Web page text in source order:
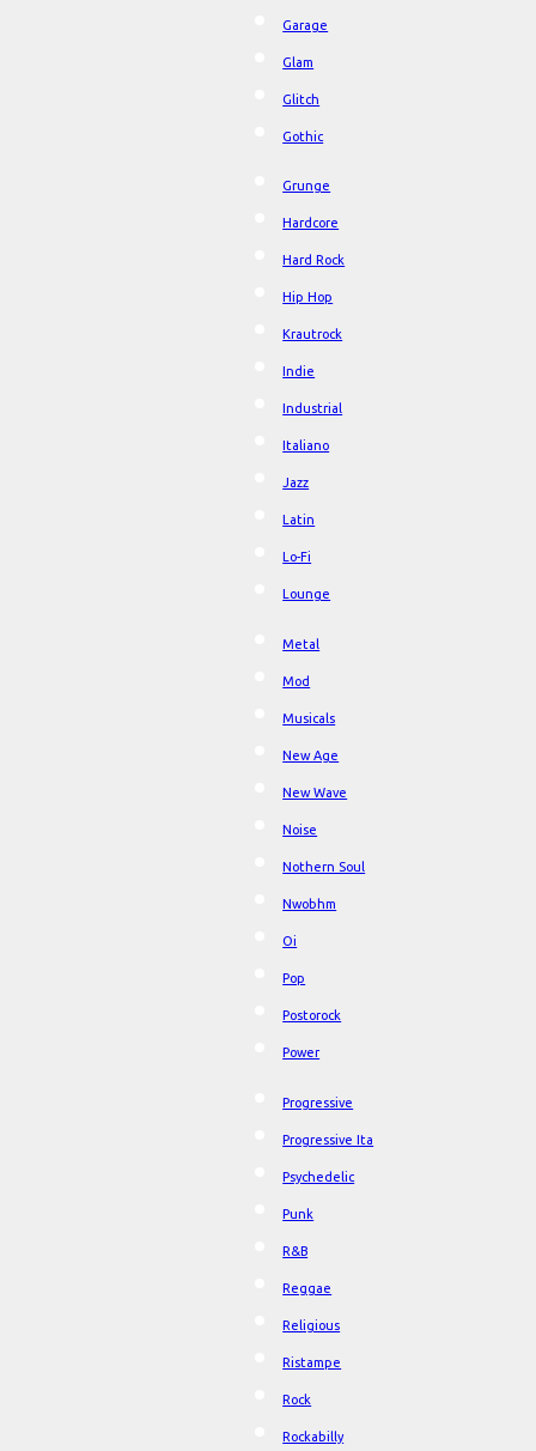
Garage
Glam
Glitch
Gothic
Grunge
Hardcore
Hard Rock
Hip Hop
Krautrock
Indie
Industrial
Italiano
Jazz
Latin
Lo-Fi
Lounge
Metal
Mod
Musicals
New Age
New Wave
Noise
Nothern Soul
Nwobhm
Oi
Pop
Postorock
Power
Progressive
Progressive Ita
Psychedelic
Punk
R&B
Reggae
Religious
Ristampe
Rock
Rockabilly